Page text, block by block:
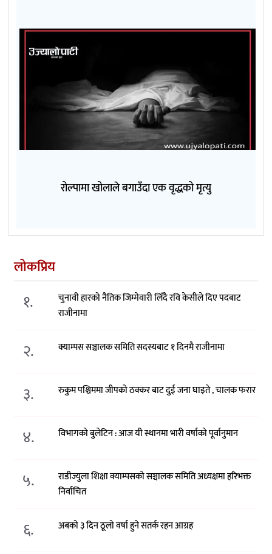
रोल्पामा खोलाले बगाउँदा एक वृद्धको मृत्यु
लोकप्रिय
१.
चुनावी हारको नैतिक जिम्मेवारी लिँदै रवि केसीले दिए पदबाट
राजीनामा
२. क्याम्पस सञ्चालक समिति सदस्यबाट १ दिनमै राजीनामा
३. रुकुम पश्चिममा जीपको ठक्कर बाट दुई जना घाइते , चालक फरार
४. विभागको बुलेटिन : आज यी स्थानमा भारी वर्षाको पूर्वानुमान
५.
राडीज्युला शिक्षा क्याम्पसको सञ्चालक समिति अध्यक्षमा हरिभक्त
निर्वाचित
६. अबको ३ दिन ठूलो वर्षा हुने सतर्क रहन आग्रह